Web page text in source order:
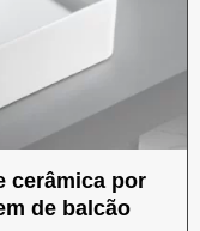
cerâmica por
de balcão